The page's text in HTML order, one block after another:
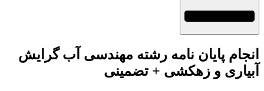
انجام پایان نامه رشته مهندسی آب گرایش
آبیاری و زهکشی + تضمینی